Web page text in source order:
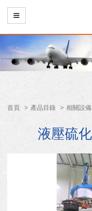
首頁 產品目錄 相關設備
液壓硫